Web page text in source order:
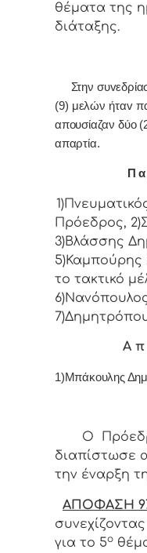
θέματα της
διάταξης.
Στην
(9) μελών ήταv
απουσίαζαν δύο
απαρτία.
Π
Πρόεδρoς,
3)Βλάσσης
5)Καμπούρης
το τακτικό
Α π
1)Μπάκουλης
Ο
διαπίστωσε
την έναρξη
ΑΠΟΦΑΣΗ
για το 5ο